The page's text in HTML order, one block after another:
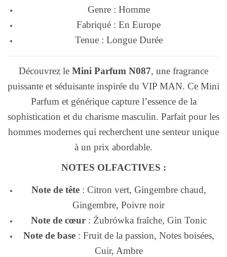
Genre : Homme
Fabriqué : En Europe
Tenue : Longue Durée
Découvrez le Mini Parfum N087, une fragrance
puissante et séduisante inspirée du VIP MAN. Ce Mini
Parfum et générique capture l’essence de la
sophistication et du charisme masculin. Parfait pour les
hommes modernes qui recherchent une senteur unique
à un prix abordable.
NOTES OLFACTIVES :
Note de tête: Citron vert, Gingembre chaud,
Gingembre, Poivre noir
Note de cœur: Żubrówka fraîche, Gin Tonic
Note de base: Fruit de la passion, Notes boisées,
Cuir, Ambre